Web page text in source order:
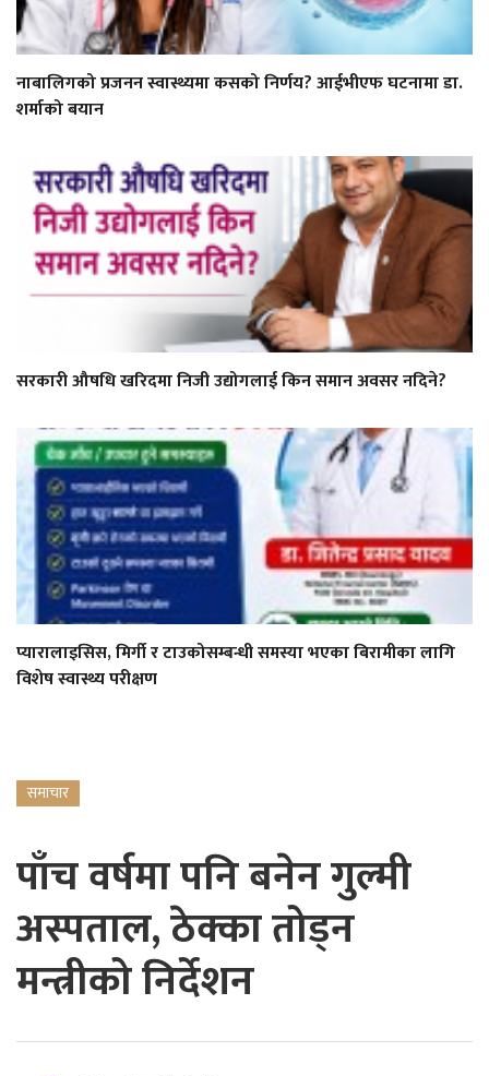
नाबालिगको प्रजनन स्वास्थ्यमा कसको निर्णय? आईभीएफ घटनामा डा.
शर्माको बयान
सरकारी औषधि खरिदमा निजी उद्योगलाई किन समान अवसर नदिने?
प्यारालाइसिस, मिर्गी र टाउकोसम्बन्धी समस्या भएका बिरामीका लागि
विशेष स्वास्थ्य परीक्षण
समाचार
पाँच वर्षमा पनि बनेन गुल्मी
अस्पताल, ठेक्का तोड्न
मन्त्रीको निर्देशन